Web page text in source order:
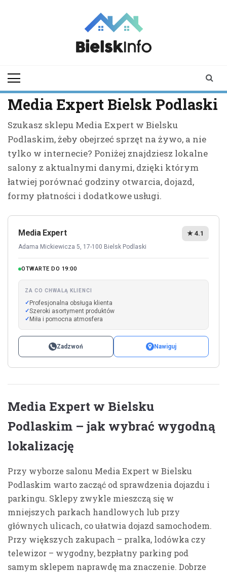
Podlaskiego i
okolic
Media Expert Bielsk Podlaski
Szukasz sklepu Media Expert w Bielsku
Podlaskim, żeby obejrzeć sprzęt na żywo, a nie
tylko w internecie? Poniżej znajdziesz lokalne
salony z aktualnymi danymi, dzięki którym
łatwiej porównać godziny otwarcia, dojazd,
formy płatności i dodatkowe usługi.
Media Expert
Adama Mickiewicza 5, 17-100 Bielsk Podlaski
★ 4.1
OTWARTE DO 19:00
ZA CO CHWALĄ KLIENCI
Profesjonalna obsługa klienta
Szeroki asortyment produktów
Miła i pomocna atmosfera
Zadzwoń Nawiguj
Media Expert w Bielsku
Podlaskim – jak wybrać wygodną
lokalizację
Przy wyborze salonu Media Expert w Bielsku
Podlaskim warto zacząć od sprawdzenia dojazdu i
parkingu. Sklepy zwykle mieszczą się w
mniejszych parkach handlowych lub przy
głównych ulicach, co ułatwia dojazd samochodem.
Przy większych zakupach – pralka, lodówka czy
telewizor – wygodny, bezpłatny parking pod
samym sklepem naprawdę ma znaczenie. Dobrze